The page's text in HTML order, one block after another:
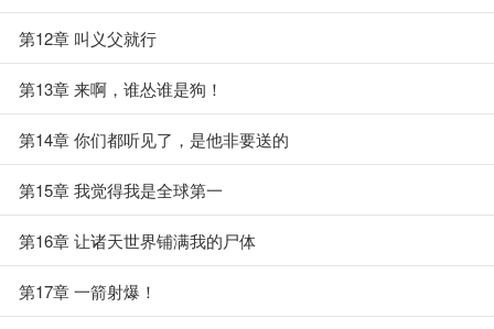
第12章 叫义父就行
第13章 来啊，谁怂谁是狗！
第14章 你们都听见了，是他非要送的
第15章 我觉得我是全球第一
第16章 让诸天世界铺满我的尸体
第17章 一箭射爆！